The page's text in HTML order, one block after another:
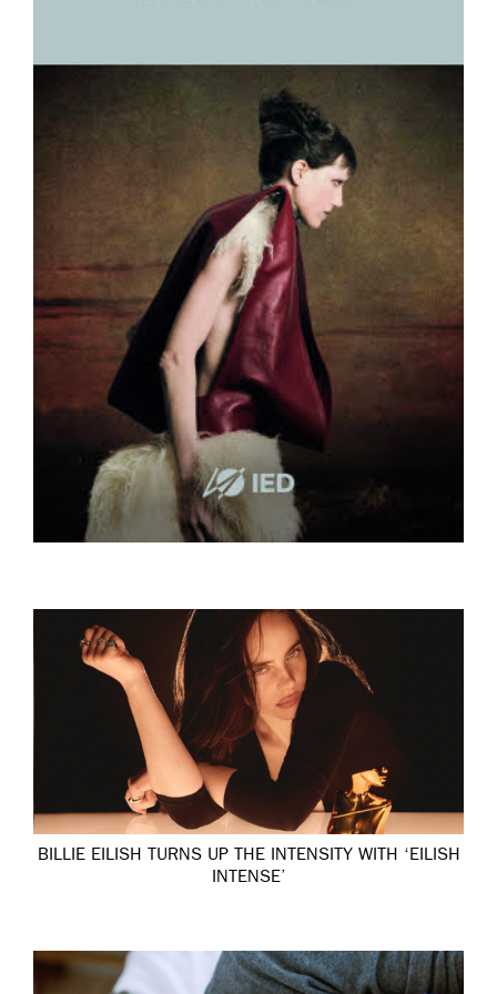
BILLIE EILISH TURNS UP THE INTENSITY WITH ‘EILISH
INTENSE’